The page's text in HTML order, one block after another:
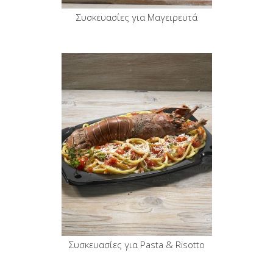
Συσκευασίες για Μαγειρευτά
Συσκευασίες για Pasta & Risotto